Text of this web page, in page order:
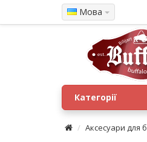
Мова
Категорії
Аксесуари для